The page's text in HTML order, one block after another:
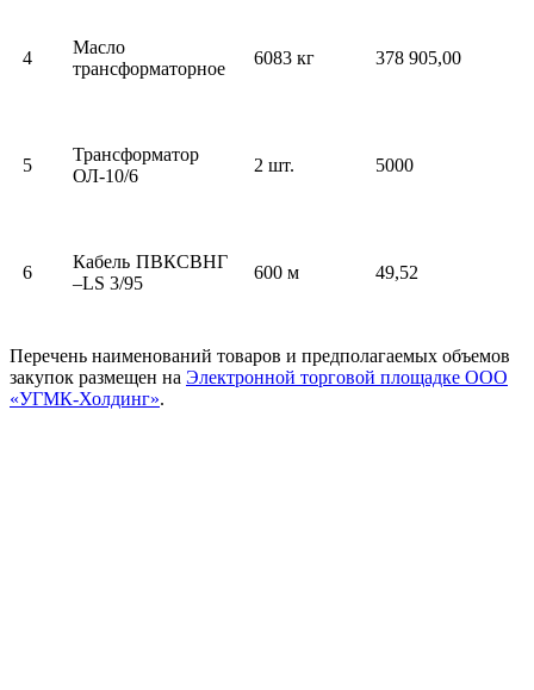
4
Масло
трансформаторное
6083 кг 378 905,00
5
Трансформатор
ОЛ-10/6
2 шт. 5000
6
Кабель ПВКСВНГ
–LS 3/95
600 м 49,52
Перечень наименований товаров и предполагаемых объемов
закупок размещен на Электронной торговой площадке ООО
«УГМК-Холдинг».